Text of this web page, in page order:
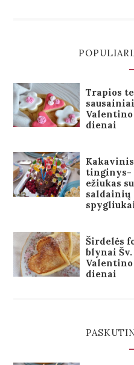
Trapios
Valentino
dienai
Kakavinis
tinginys-
ežiukas su
saldainių
Širdelės
blynai Šv.
Valentino
dienai